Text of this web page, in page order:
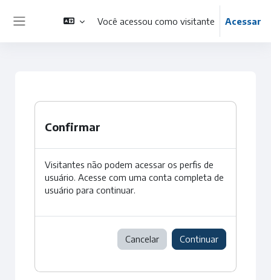
Você acessou como visitante Acessar
Confirmar
Visitantes não podem acessar os perfis de
usuário. Acesse com uma conta completa de
usuário para continuar.
Cancelar Continuar